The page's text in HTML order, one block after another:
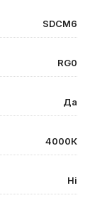
SDCM6
RG0
Да
4000К
Ні